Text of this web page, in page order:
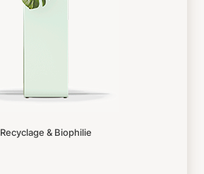
Recyclage & Biophilie